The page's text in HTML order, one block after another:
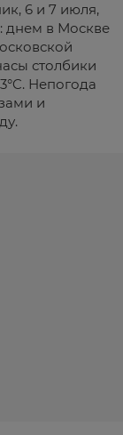
6 и 7 июля,
днем в Москве
столбики
Непогода
и